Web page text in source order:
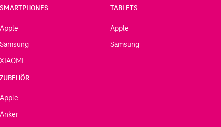
SMARTPHONES
Apple
Samsung
XIAOMI
TABLETS
Apple
Samsung
ZUBEHÖR
Apple
Anker